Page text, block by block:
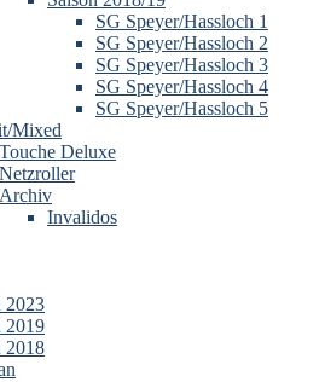
SG Speyer/Hassloch 1
SG Speyer/Hassloch 2
SG Speyer/Hassloch 3
SG Speyer/Hassloch 4
SG Speyer/Hassloch 5
Mixed
Touche Deluxe
Netzroller
Archiv
Invalidos
2023
2019
2018